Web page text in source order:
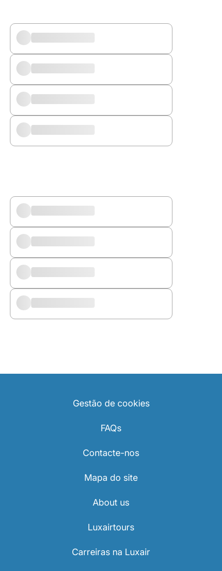
LuxairGroup
Carreiras na Luxair
Gestão de cookies
FAQs
Contacte-nos
Mapa do site
About us
Luxairtours
Carreiras na Luxair